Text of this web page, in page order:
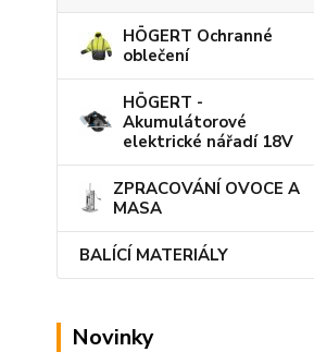
HÖGERT Ochranné
oblečení
HÖGERT -
Akumulátorové
elektrické nářadí 18V
ZPRACOVÁNÍ OVOCE A
MASA
BALÍCÍ MATERIÁLY
Novinky